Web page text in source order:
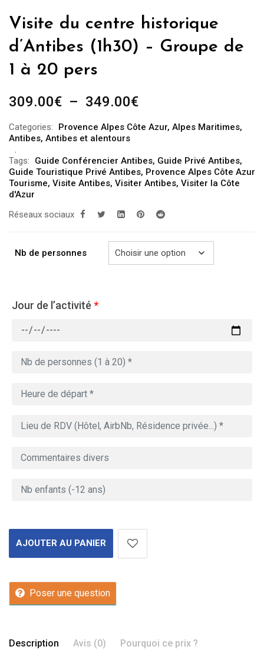
Visite du centre historique
d’Antibes (1h30) – Groupe de
1 à 20 pers
309.00€ – 349.00€Plage
prix :
à
349.00€
Categories: Provence Alpes Côte Azur, Alpes Maritimes,
Antibes, Antibes et alentours
Tags: Guide Conférencier Antibes, Guide Privé Antibes,
Guide Touristique Privé Antibes, Provence Alpes Côte Azur
Tourisme, Visite Antibes, Visiter Antibes, Visiter la Côte
d'Azur
Réseaux sociaux
Nb de personnes
Jour de l’activité *
AJOUTER AU PANIER
Poser une question
Description Avis (0) Pourquoi ce prix ?